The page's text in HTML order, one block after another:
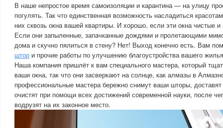
В наше непростое время самоизоляции и карантина — на улицу
погулять. Так что единственная возможность насладиться
них сквозь окна вашей квартиры. И хорошо, если эти окна чистые
Если они запыленные, запачканные дождями и пролетающими
дома и скучно пялиться в стену? Нет! Выход конечно есть. Вам
штор и прочие работы по улучшению благоустройства вашего
Наша компания пришлёт к вам специального мастера, который
ваши окна, так что они засверкают на солнце, как алмазы в
профессиональные мастера бережно снимут ваши шторы, доставят
очистят при помощи всех достижений современной науки, после
водрузят на их законное место.